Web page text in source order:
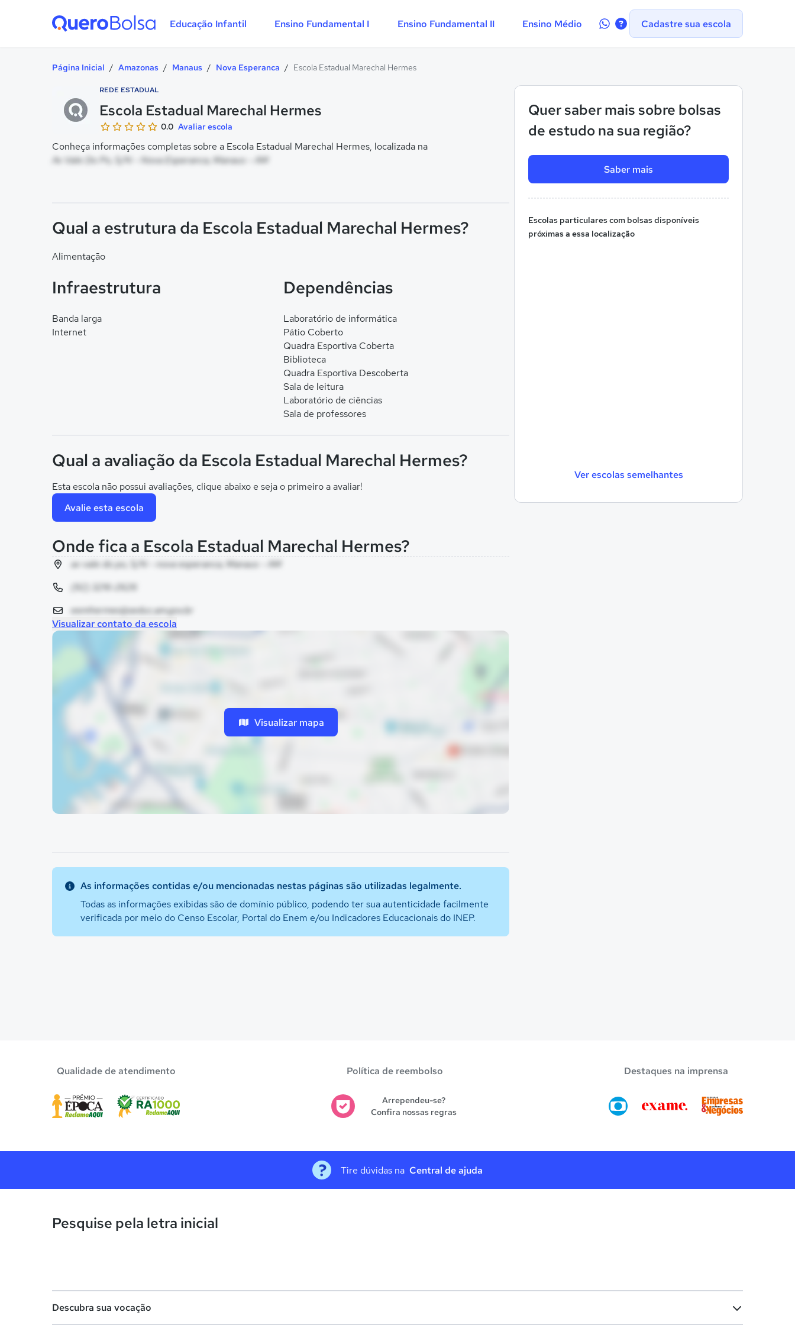
Educação Infantil Ensino Fundamental I Ensino Fundamental II Ensino Médio
Contate-Cadastre sua escola
Página Inicial / Amazonas / Manaus / Nova Esperanca / Escola Estadual Marechal Hermes
REDE ESTADUAL
Escola Estadual Marechal Hermes
0.0 Avaliar escola
Conheça informações completas sobre a Escola Estadual Marechal Hermes, localizada na
Av Vale Do Po, S/N - Nova Esperanca, Manaus - AM
Quer saber mais sobre bolsas
de estudo na sua região?
Saber mais
Escolas particulares com bolsas disponíveis
próximas a essa localização
Ver escolas semelhantes
Qual a estrutura da Escola Estadual Marechal Hermes?
Alimentação
Infraestrutura
Banda larga
Internet
Dependências
Laboratório de informática
Pátio Coberto
Quadra Esportiva Coberta
Biblioteca
Quadra Esportiva Descoberta
Sala de leitura
Laboratório de ciências
Sala de professores
Qual a avaliação da Escola Estadual Marechal Hermes?
Esta escola não possui avaliações, clique abaixo e seja o primeiro a avaliar!
Avalie esta escola
Onde fica a Escola Estadual Marechal Hermes?
av vale do po, S/N - nova esperanca, Manaus - AM
(92) 3216-2626
eemhermes@seduc.am.gov.br
Visualizar contato da escola
Visualizar mapa
As informações contidas e/ou mencionadas nestas páginas são utilizadas legalmente.
Todas as informações exibidas são de domínio público, podendo ter sua autenticidade facilmente
verificada por meio do Censo Escolar, Portal do Enem e/ou Indicadores Educacionais do INEP.
Qualidade de atendimento Política de reembolso
Arrependeu-se?
Confira nossas regras
Destaques na imprensa
Tire dúvidas na Central de ajuda
Pesquise pela letra inicial
Descubra sua vocação